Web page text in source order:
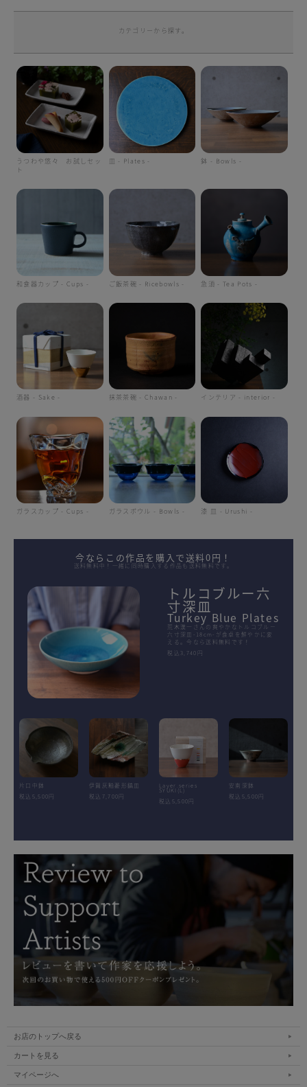
カテゴリーから探す。
うつわや悠々 お試しセッ
ト
皿 - Plates - 鉢 - Bowls -
和食器カップ - Cups - ご飯茶碗 - Ricebowls - 急須 - Tea Pots -
酒器 - Sake - 抹茶茶碗 - Chawan - インテリア - interior -
ガラスカップ - Cups - ガラスボウル - Bowls - 漆 皿 - Urushi -
今ならこの作品を購入で送料0円！
送料無料中！一緒に同時購入する作品も送料無料です。
トルコブルー六
寸深皿
Turkey Blue Plates
荒木漢一さんの爽やかなトルコブルー
六寸深皿-18cm-が食卓を鮮やかに変
える。今なら送料無料です！
税込3,740円
片口中鉢
税込5,500円
伊賀灰釉菱形鎬皿
税込7,700円
Layer.series
SYUKI(L)
税込5,500円
安南深鉢
税込5,500円
お店のトップへ戻る
カートを見る
マイページへ